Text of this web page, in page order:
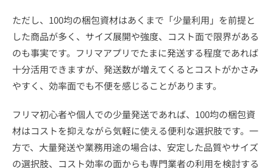
ただし、100均の梱包資材はあくまで「少量利用」を前提と
した商品が多く、サイズ展開や強度、コスト面で限界がある
のも事実です。フリマアプリでたまに発送する程度であれば
十分活用できますが、発送数が増えてくるとコストがかさみ
やすく、効率面でも不便を感じることがあります。
フリマ初心者や個人での少量発送であれば、100均の梱包資
材はコストを抑えながら気軽に使える便利な選択肢です。一
方で、大量発送や業務用途の場合は、安定した品質やサイズ
の選択肢、コスト効率の面からも専門業者の利用を検討する